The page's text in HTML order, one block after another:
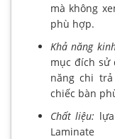
mà không
phù hợp.
Khả năng
mục đích sử
năng chi
chiếc bàn
Chất liệu:
Laminate